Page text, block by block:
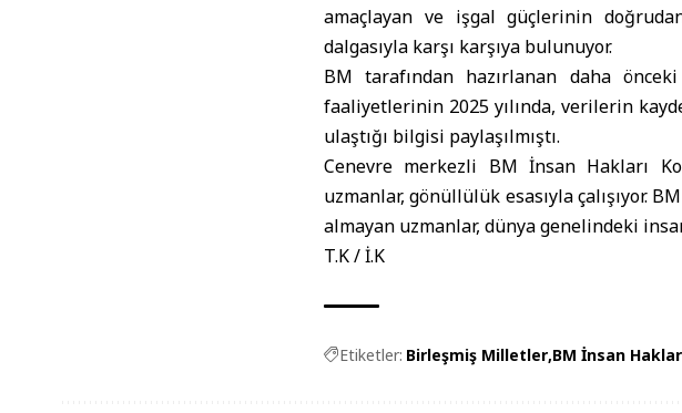
amaçlayan ve işgal güçlerinin
dalgasıyla karşı karşıya bulunuyor.
BM tarafından hazırlanan daha
faaliyetlerinin 2025 yılında, verilerin
ulaştığı bilgisi paylaşılmıştı.
Cenevre merkezli BM İnsan Hakları
uzmanlar, gönüllülük esasıyla çalışıyor.
almayan uzmanlar, dünya genelindeki
T.K / İ.K
Etiketler: Birleşmiş Milletler BM İnsan